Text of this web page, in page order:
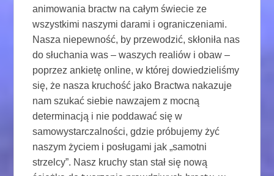
animowania bractw na całym świecie ze
wszystkimi naszymi darami i ograniczeniami.
Nasza niepewność, by przewodzić, skłoniła nas
do słuchania was – waszych realiów i obaw –
poprzez ankietę online, w której dowiedzieliśmy
się, że nasza kruchość jako Bractwa nakazuje
nam szukać siebie nawzajem z mocną
determinacją i nie poddawać się w
samowystarczalności, gdzie próbujemy żyć
naszym życiem i posługami jak „samotni
strzelcy”. Nasz kruchy stan stał się nową